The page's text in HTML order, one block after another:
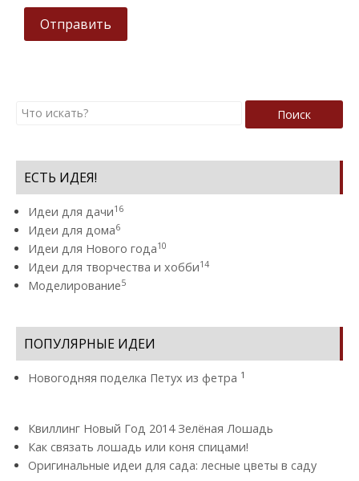
Отправить
Поиск
ЕСТЬ ИДЕЯ!
Идеи для дачи16
Идеи для дома6
Идеи для Нового года10
Идеи для творчества и хобби14
Моделирование5
ПОПУЛЯРНЫЕ ИДЕИ
Новогодняя поделка Петух из фетра 1
Квиллинг Новый Год 2014 Зелёная Лошадь
Как связать лошадь или коня спицами!
Оригинальные идеи для сада: лесные цветы в саду